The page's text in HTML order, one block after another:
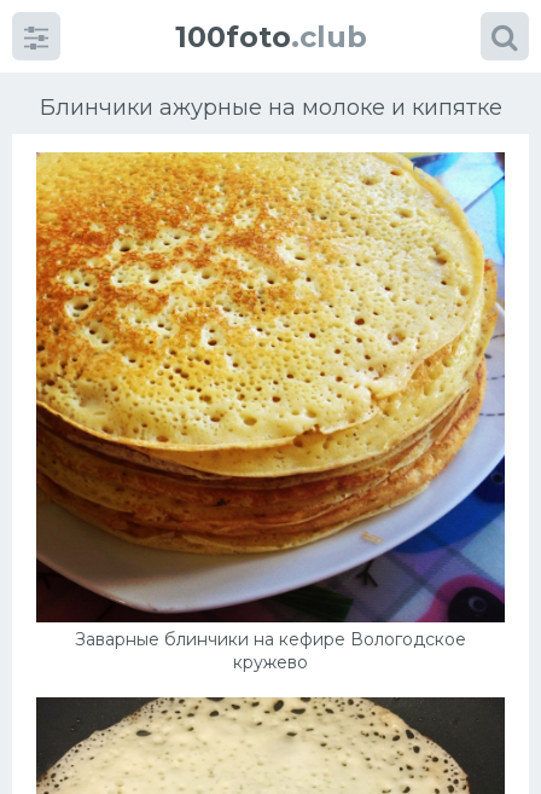
100foto.club
Блинчики ажурные на молоке и кипятке
Заварные блинчики на кефире Вологодское
кружево
Категориикартинок
Супы
Мясные блюда
Печенье
Салат
Выпечка
Десерт
Напитки